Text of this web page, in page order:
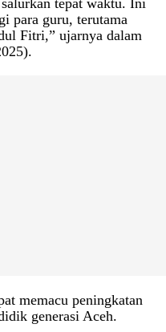
tepat waktu. Ini
para guru, terutama
Fitri,” ujarnya dalam
memacu peningkatan
generasi Aceh.